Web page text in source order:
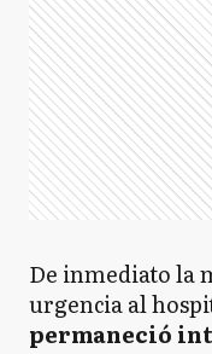
De inmediato la
urgencia al
permaneció